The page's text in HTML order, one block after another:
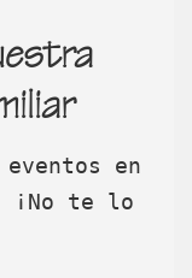
en
¡No te lo